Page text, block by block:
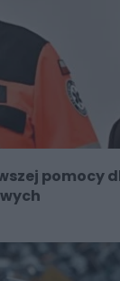
pomocy